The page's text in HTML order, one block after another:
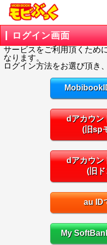
ログイン画面
サービスをご利用頂くため
なります。
ログイン方法をお選び頂き
dアカウン
(旧sp
dアカウン
(旧
au ID
My